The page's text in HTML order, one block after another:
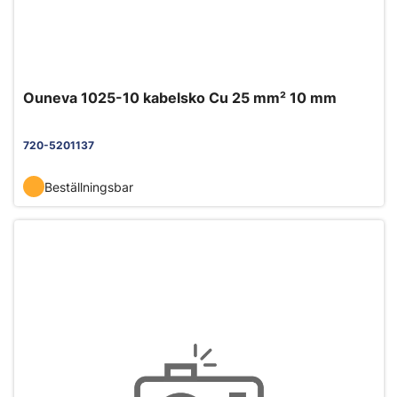
Ouneva 1025-10 kabelsko Cu 25 mm² 10 mm
720-5201137
Beställningsbar